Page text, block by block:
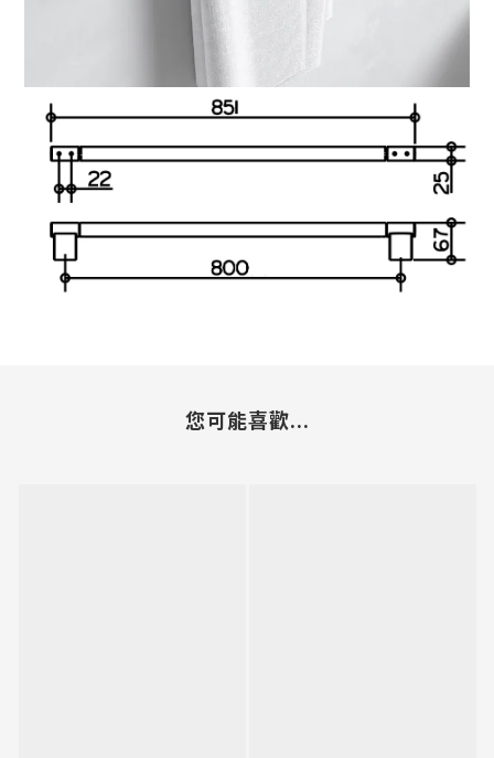
您可能喜歡...